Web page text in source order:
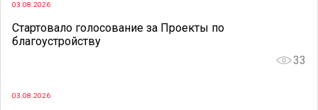
03.08.2026
Стартовало голосование за Проекты по
благоустройству
33
03.08.2026